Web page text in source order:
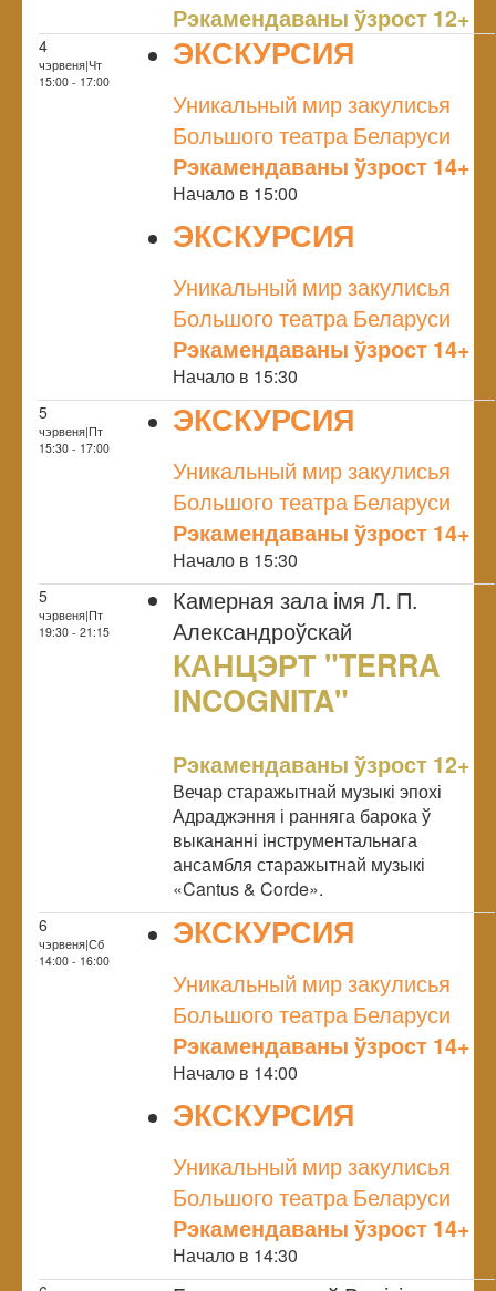
Рэкамендаваны ўзрост 12+
4
чэрвеня|Чт
15:00 - 17:00
ЭКСКУРСИЯ
Уникальный мир закулисья
Большого театра Беларуси
Рэкамендаваны ўзрост 14+
Начало в 15:00
ЭКСКУРСИЯ
Уникальный мир закулисья
Большого театра Беларуси
Рэкамендаваны ўзрост 14+
Начало в 15:30
5
чэрвеня|Пт
15:30 - 17:00
ЭКСКУРСИЯ
Уникальный мир закулисья
Большого театра Беларуси
Рэкамендаваны ўзрост 14+
Начало в 15:30
5
чэрвеня|Пт
19:30 - 21:15
Камерная зала імя Л. П.
Александроўскай
КАНЦЭРТ "TERRA
INCOGNITA"
Рэкамендаваны ўзрост 12+
Вечар старажытнай музыкі эпохі
Адраджэння і ранняга барока ў
выкананні інструментальнага
ансамбля старажытнай музыкі
«Cantus & Corde».
6
чэрвеня|Сб
14:00 - 16:00
ЭКСКУРСИЯ
Уникальный мир закулисья
Большого театра Беларуси
Рэкамендаваны ўзрост 14+
Начало в 14:00
ЭКСКУРСИЯ
Уникальный мир закулисья
Большого театра Беларуси
Рэкамендаваны ўзрост 14+
Начало в 14:30